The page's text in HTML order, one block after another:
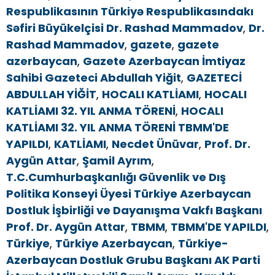
Respublikasının Türkiyə Respublikasındakı
Səfiri Büyükelçisi Dr. Rashad Mammadov, Dr.
Rashad Mammadov, gazete, gazete
azerbaycan, Gazete Azerbaycan İmtiyaz
Sahibi Gazeteci Abdullah Yiğit, GAZETECİ
ABDULLAH YİĞİT, HOCALI KATLİAMI, HOCALI
KATLİAMI 32. YIL ANMA TÖRENİ, HOCALI
KATLİAMI 32. YIL ANMA TÖRENİ TBMM'DE
YAPILDI, KATLİAMI, Necdet Ünüvar, Prof. Dr.
Aygün Attar, Şamil Ayrım,
T.C.Cumhurbaşkanlığı Güvenlik ve Dış
Politika Konseyi Üyesi Türkiye Azerbaycan
Dostluk İşbirliği ve Dayanışma Vakfı Başkanı
Prof. Dr. Aygün Attar, TBMM, TBMM'DE YAPILDI,
Türkiye, Türkiye Azerbaycan, Türkiye-
Azerbaycan Dostluk Grubu Başkanı AK Parti